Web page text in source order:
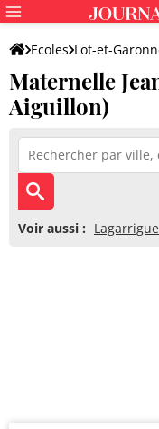
Ecoles Lot-et-
Maternelle
Aiguillon)
Voir aussi : Lagarrigue